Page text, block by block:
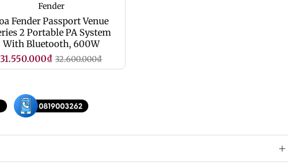
Fender
Fender Passport Venue
2 Portable PA System
With Bluetooth, 600W
Giá
khuyến
31.550.000₫ Giá
gốc
32.600.000₫